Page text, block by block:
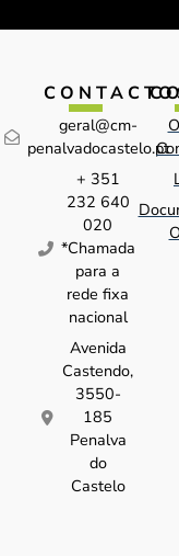
geral@cm-
penalvadocastelo.pt
+ 351
232 640
020
*Chamada
para a
rede fixa
nacional
Avenida
Castendo,
3550-
185
Penalva
do
Castelo